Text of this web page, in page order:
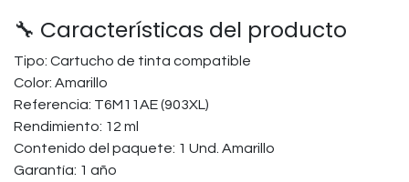
🔧 Características del producto
Tipo: Cartucho de tinta compatible
Color: Amarillo
Referencia: T6M11AE (903XL)
Rendimiento: 12 ml
Contenido del paquete: 1 Und. Amarillo
Garantía: 1 año